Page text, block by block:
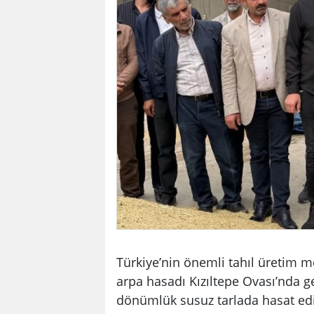
Türkiye’nin önemli tahıl üretim
arpa hasadı Kızıltepe
dönümlük susuz tarlada hasat